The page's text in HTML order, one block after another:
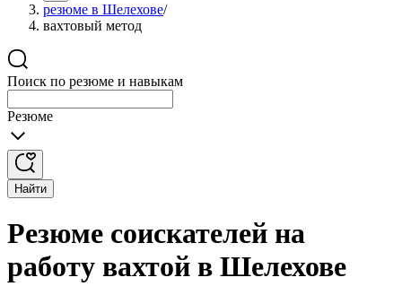
резюме в Шелехове/
вахтовый метод
Поиск по резюме и навыкам
Резюме
Найти
Резюме соискателей на
работу вахтой в Шелехове